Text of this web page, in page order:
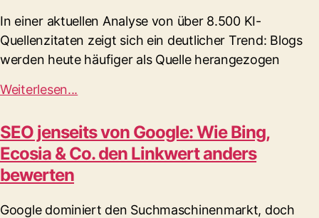
In einer aktuellen Analyse von über 8.500 KI-
Quellenzitaten zeigt sich ein deutlicher Trend: Blogs
werden heute häufiger als Quelle herangezogen
Weiterlesen...
SEO jenseits von Google: Wie Bing,
Ecosia & Co. den Linkwert anders
bewerten
Google dominiert den Suchmaschinenmarkt, doch